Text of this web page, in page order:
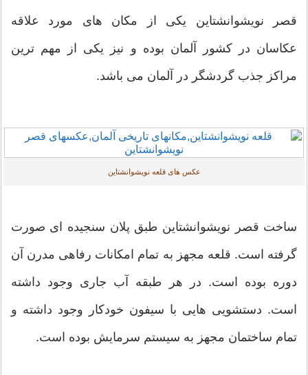
قصر نویشوانشتاین یکی از مکان های مورد علاقه
عکاسان در کشور آلمان بوده و نیز یکی از مهم ترین
مراکز جذب گردشگر در آلمان می باشد.
عکس های قلعه نویشوانشتاین
ساخت قصر نویشوانشتاین طبق پلان سنجیده ای صورت
گرفته است. قلعه مجهز به تمام امکانات رفاهی مدرن آن
دوره بوده است. در هر طبقه آب جاری وجود داشته
است. دستشویی هایی با سیفون خودکار وجود داشته و
تمام ساختمان مجهز به سیستم سرمایش بوده است.